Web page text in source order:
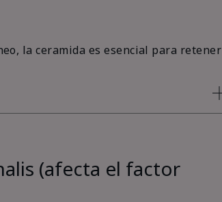
la ceramida es esencial para retener
(afecta el factor